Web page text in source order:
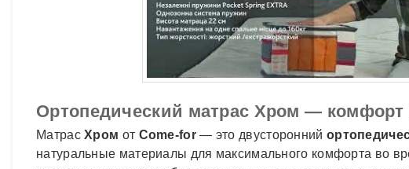
Ортопедический матрас Хром — комфорт
МатрасХром от Come-for— это двусторонний
натуральные материалы для максимального комфорта во